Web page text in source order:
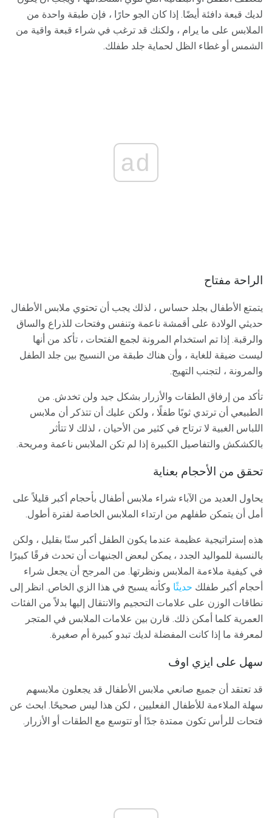
لديك قبعة دافئة أيضًا. إذا كان الجو حارًا ، فإن طبقة واحدة من
الملابس على ما يرام ، ولكنك قد ترغب في شراء قبعة واقية من
الشمس أو غطاء الظل لحماية جلد طفلك.
ad
الراحة مفتاح
يتمتع الأطفال بجلد حساس ، لذلك يجب أن تحتوي ملابس الأطفال
حديثي الولادة على أقمشة ناعمة وتنفس وفتحات للذراع والساق
والرقبة. إذا تم استخدام المرونة لجمع الفتحات ، تأكد من أنها
ليست ضيقة للغاية ، وأن هناك طبقة من النسيج بين جلد الطفل
والمرونة ، لتجنب التهيج.
تأكد من إرفاق الطقات والأزرار بشكل جيد ولن تخدش. من
الطبيعي أن ترتدي ثوبًا طفلًا ، ولكن عليك أن تتذكر أن ملابس
اللباس الغبية لا ترتاح في كثير من الأحيان ، لذلك لا تتأثر
بالكشكش والتفاصيل الكبيرة إذا لم تكن الملابس ناعمة ومريحة.
تحقق من الأحجام بعناية
يحاول العديد من الآباء شراء ملابس أطفال بأحجام أكبر قليلاً على
أمل أن يتمكن طفلهم من ارتداء الملابس الخاصة لفترة أطول.
هذه إستراتيجية عظيمة عندما يكون الطفل أكبر سنًا بقليل ، ولكن
بالنسبة للمواليد الجدد ، يمكن لبعض الجنيهات أن تحدث فرقًا كبيرًا
في كيفية ملاءمة الملابس ونظرتها. من المرجح أن يجعل شراء
أحجام أكبر طفلك حديثًا وكأنه يسبح في هذا الزي الخاص. انظر إلى
نطاقات الوزن على علامات التحجيم والانتقال إليها بدلاً من الفئات
العمرية كلما أمكن ذلك. قارن بين علامات الملابس في المتجر
لمعرفة ما إذا كانت المفضلة لديك تبدو كبيرة أم صغيرة.
سهل على ايزي اوف
قد تعتقد أن جميع صانعي ملابس الأطفال قد يجعلون ملابسهم
سهلة الملاءمة للأطفال الفعليين ، لكن هذا ليس صحيحًا. ابحث عن
فتحات للرأس تكون ممتدة جدًا أو تتوسع مع الطقات أو الأزرار.